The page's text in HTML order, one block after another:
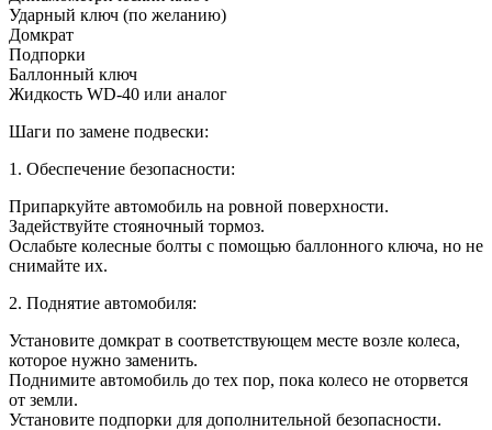
Ударный ключ (по желанию)
Домкрат
Подпорки
Баллонный ключ
Жидкость WD-40 или аналог
Шаги по замене подвески:
1. Обеспечение безопасности:
Припаркуйте автомобиль на ровной поверхности.
Задействуйте стояночный тормоз.
Ослабьте колесные болты с помощью баллонного ключа, но не
снимайте их.
2. Поднятие автомобиля:
Установите домкрат в соответствующем месте возле колеса,
которое нужно заменить.
Поднимите автомобиль до тех пор, пока колесо не оторвется
от земли.
Установите подпорки для дополнительной безопасности.